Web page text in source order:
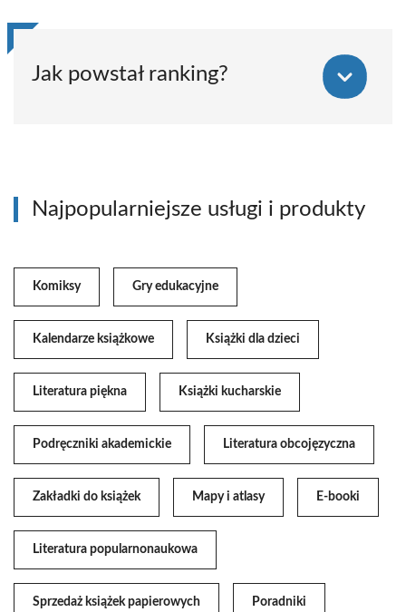
Jak powstał ranking?
Najpopularniejsze usługi i produkty
Komiksy Gry edukacyjne
Kalendarze książkowe Książki dla dzieci
Literatura piękna Książki kucharskie
Podręczniki akademickie Literatura obcojęzyczna
Zakładki do książek Mapy i atlasy E-booki
Literatura popularnonaukowa
Sprzedaż książek papierowych Poradniki